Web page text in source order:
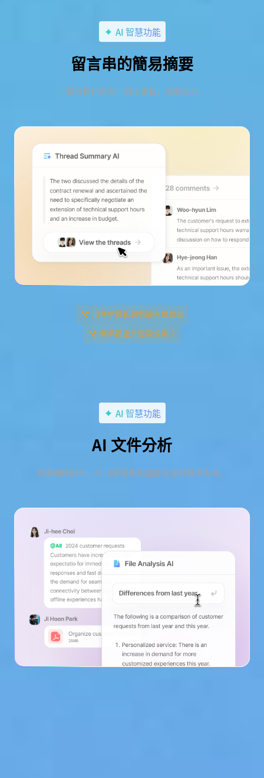
AI 智慧功能
留言串的簡易摘要
一鍵分析訊息串，抓住重點，省時省力。
用林宇賢和韓慧靜方式總結
客戶提出什麼需求呢？
AI 智慧功能
AI 文件分析
無需開啟附件，AI 可預覽重點摘要並提供精準答案。